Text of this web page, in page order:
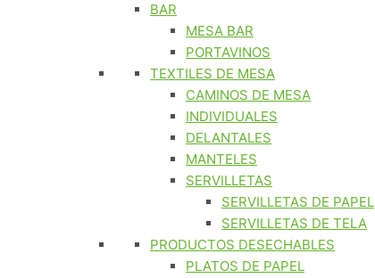
BAR
MESA BAR
PORTAVINOS
TEXTILES DE MESA
CAMINOS DE MESA
INDIVIDUALES
DELANTALES
MANTELES
SERVILLETAS
SERVILLETAS DE PAPEL
SERVILLETAS DE TELA
PRODUCTOS DESECHABLES
PLATOS DE PAPEL